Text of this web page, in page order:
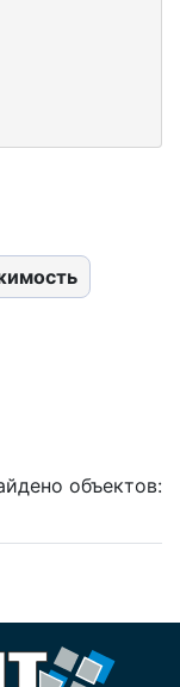
объектов: